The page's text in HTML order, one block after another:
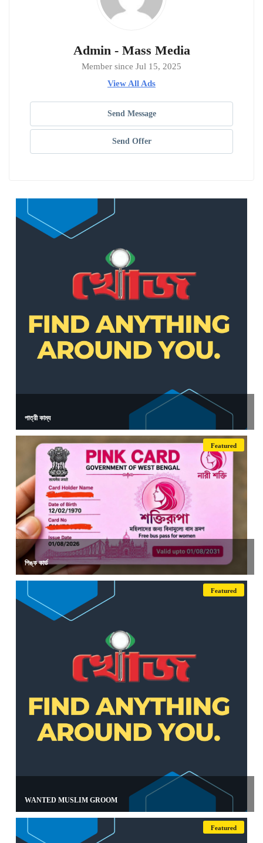
Admin - Mass Media
Member since Jul 15, 2025
View All Ads
Send Message
Send Offer
পাত্রী কাম্য
Featured
পিঙ্ক কার্ড
Featured
WANTED MUSLIM GROOM
Featured